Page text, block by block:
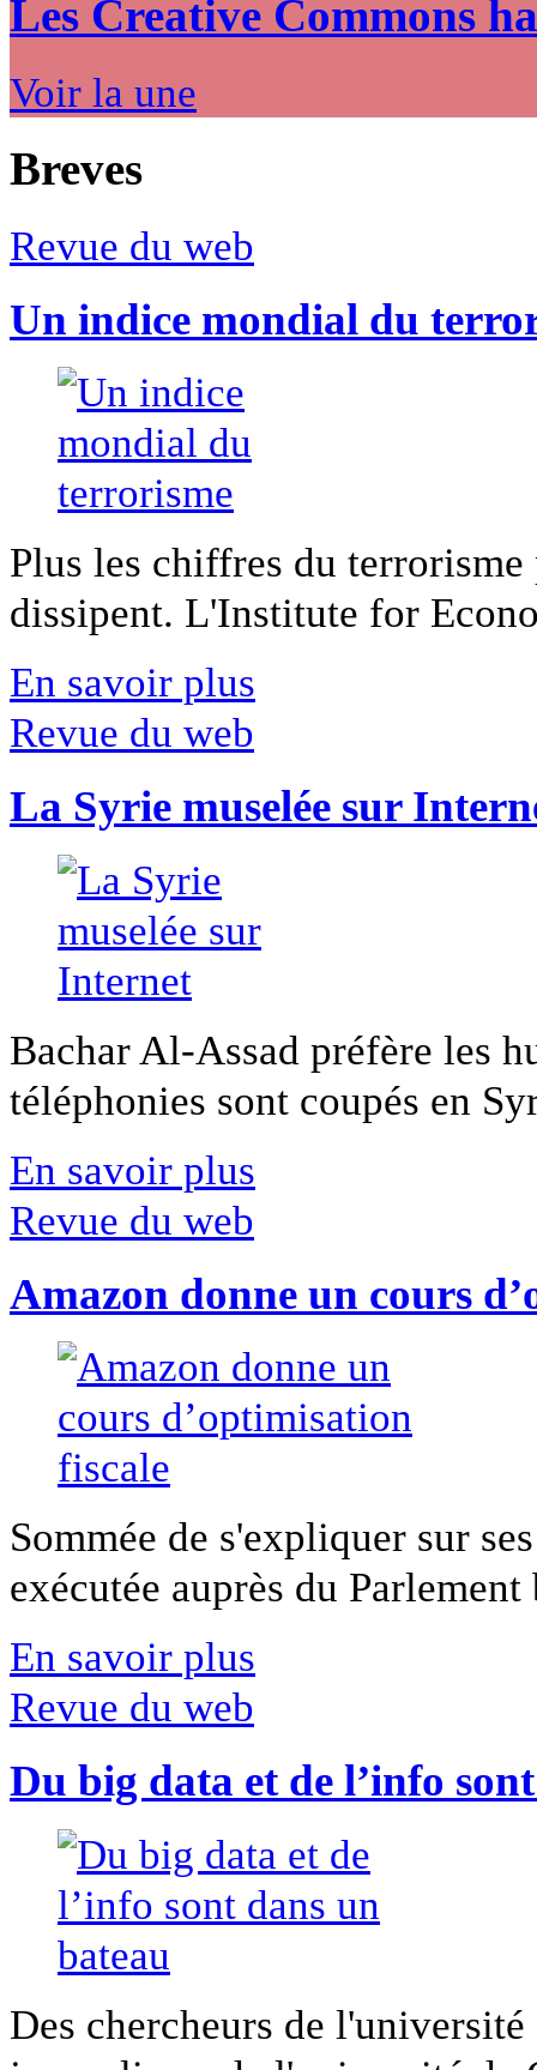
Les Creative Commons
Voir la une
Breves
Revue du web
Un indice mondial du
Plus les chiffres du
dissipent. L'Institute for
En savoir plus
Revue du web
La Syrie muselée sur
Bachar Al-Assad préfère les
téléphonies sont coupés en
En savoir plus
Revue du web
Amazon donne un cours
Sommée de s'expliquer sur
exécutée auprès du
En savoir plus
Revue du web
Du big data et de l’info
Des chercheurs de